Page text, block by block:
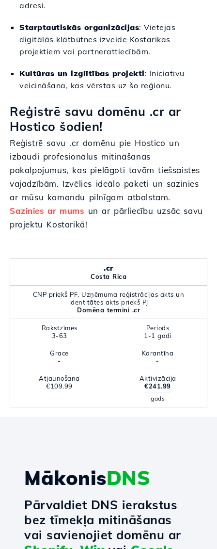
adresi.
Starptautiskās organizācijas: Vietējās
digitālās klātbūtnes izveide Kostarikas
projektiem vai partnerattiecībām.
Kultūras un izglītības projekti: Iniciatīvu
veicināšana, kas vērstas uz šo reģionu.
Reģistrē savu domēnu .cr ar
Hostico šodien!
Reģistrē savu .cr domēnu pie Hostico un
izbaudi profesionālus mitināšanas
pakalpojumus, kas pielāgoti tavām tiešsaistes
vajadzībām. Izvēlies ideālo paketi un sazinies
ar mūsu komandu pilnīgam atbalstam.
Sazinies ar mums un ar pārliecību uzsāc savu
projektu Kostarikā!
.cr
Costa Rica
CNP priekš PF, Uzņēmuma reģistrācijas akts un
identitātes akts priekš PJ
Domēna termini .cr
Rakstzīmes
3-63
Periods
1-1 gadi
Grace
-
Karantīna
-
Atjaunošana
€109.99
Aktivizācija
€241.99
gads
MākonisDNS
Pārvaldiet DNS ierakstus
bez tīmekļa mitināšanas
vai savienojiet domēnu ar